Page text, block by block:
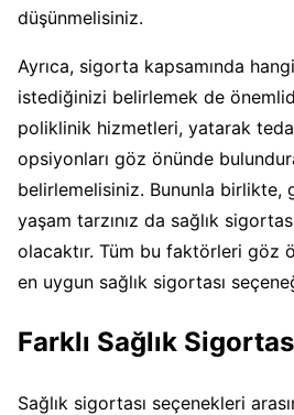
düşünmelisiniz.
Ayrıca, sigorta kapsamında
istediğinizi belirlemek de
poliklinik hizmetleri, yatarak
opsiyonları göz önünde
belirlemelisiniz. Bununla birlikte,
yaşam tarzınız da sağlık
olacaktır. Tüm bu faktörleri göz
en uygun sağlık sigortası
Farklı Sağlık
Sağlık sigortası seçenekleri